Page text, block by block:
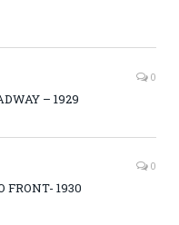
0
– 1929
0
FRONT- 1930